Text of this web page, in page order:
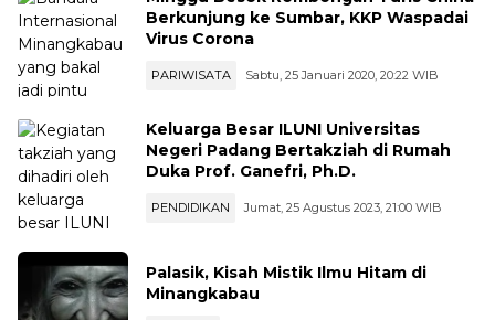
Berkunjung ke Sumbar, KKP Waspadai
Virus Corona
PARIWISATA Sabtu, 25 Januari 2020, 20:22 WIB
Keluarga Besar ILUNI Universitas
Negeri Padang Bertakziah di Rumah
Duka Prof. Ganefri, Ph.D.
PENDIDIKAN Jumat, 25 Agustus 2023, 21:00 WIB
Palasik, Kisah Mistik Ilmu Hitam di
Minangkabau